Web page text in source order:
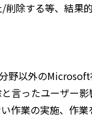
除する等、結果
野以外の
言ったユーザー
作業の実施、作